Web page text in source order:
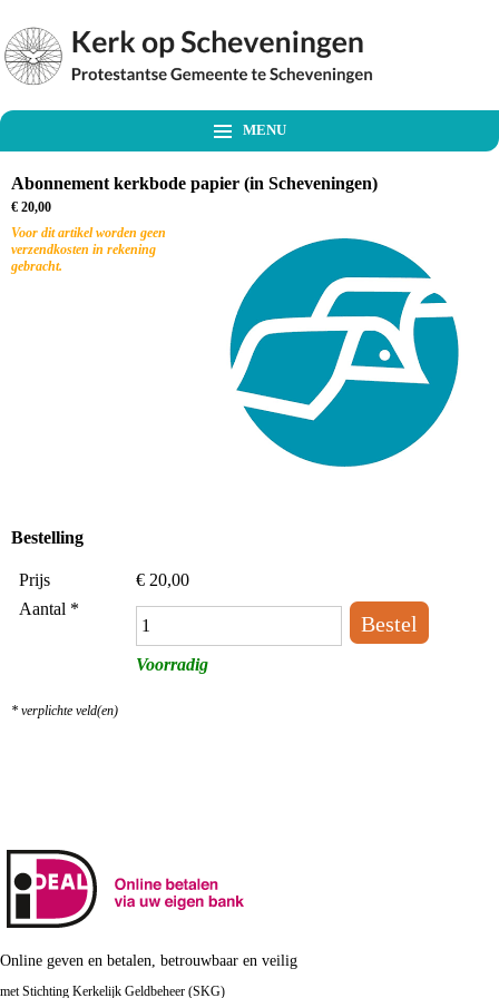
MENU
Abonnement kerkbode papier (in Scheveningen)
€ 20,00
Voor dit artikel worden geen
verzendkosten in rekening
gebracht.
Bestelling
Prijs € 20,00
Aantal *
Voorradig
* verplichte veld(en)
Online geven en betalen, betrouwbaar en veilig
met Stichting Kerkelijk Geldbeheer (SKG)